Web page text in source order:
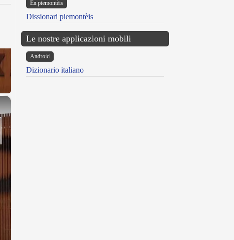
×
Ën piemontèis
Dissionari piemontèis
Le nostre applicazioni mobili
Android
Dizionario italiano